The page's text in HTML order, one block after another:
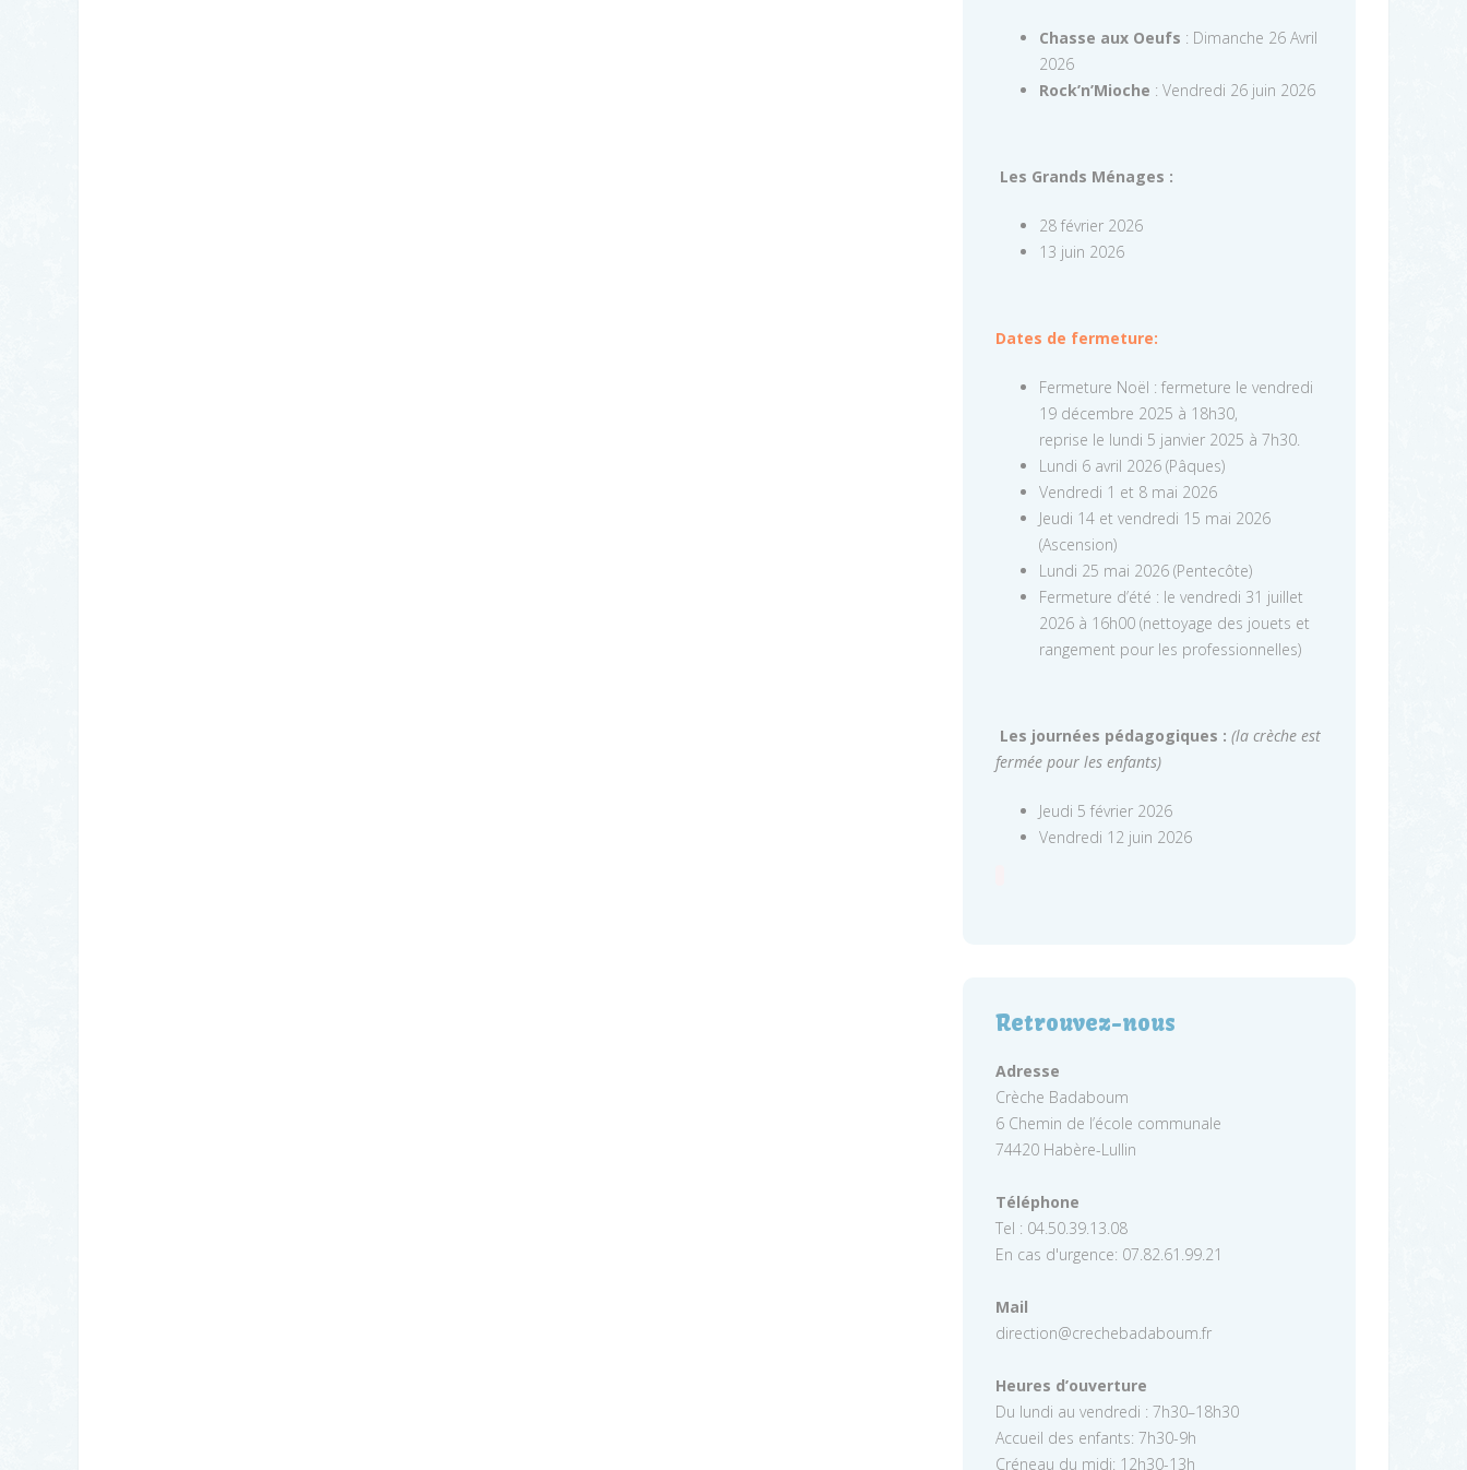
Chasse aux Oeufs : Dimanche 26 Avril
2026
Rock’n’Mioche : Vendredi 26 juin 2026
Les Grands Ménages :
28 février 2026
13 juin 2026
Dates de fermeture:
Fermeture Noël : fermeture le vendredi
19 décembre 2025 à 18h30,
reprise le lundi 5 janvier 2025 à 7h30.
Lundi 6 avril 2026 (Pâques)
Vendredi 1 et 8 mai 2026
Jeudi 14 et vendredi 15 mai 2026
(Ascension)
Lundi 25 mai 2026 (Pentecôte)
Fermeture d’été : le vendredi 31 juillet
2026 à 16h00 (nettoyage des jouets et
rangement pour les professionnelles)
Les journées pédagogiques : (la crèche est
fermée pour les enfants)
Jeudi 5 février 2026
Vendredi 12 juin 2026
Retrouvez-nous
Adresse
Crèche Badaboum
6 Chemin de l’école communale
74420 Habère-Lullin
Téléphone
Tel : 04.50.39.13.08
En cas d'urgence: 07.82.61.99.21
Mail
direction@crechebadaboum.fr
Heures d’ouverture
Du lundi au vendredi : 7h30–18h30
Accueil des enfants: 7h30-9h
Créneau du midi: 12h30-13h